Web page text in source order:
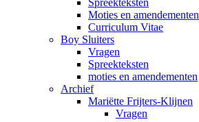
Spreekteksten
Moties en amendementen
Curriculum Vitae
Boy Sluiters
Vragen
Spreekteksten
moties en amendementen
Archief
Mariëtte Frijters-Klijnen
Vragen